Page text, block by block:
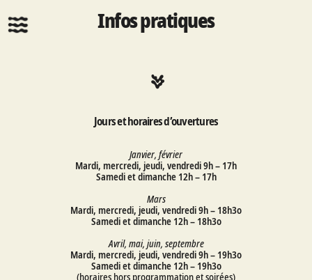
Infos pratiques
Jours et horaires d’ouvertures
Janvier, février
Mardi, mercredi, jeudi, vendredi 9h – 17h
Samedi et dimanche 12h – 17h
Mars
Mardi, mercredi, jeudi, vendredi 9h – 18h3o
Samedi et dimanche 12h – 18h3o
Avril, mai, juin, septembre
Mardi, mercredi, jeudi, vendredi 9h – 19h3o
Samedi et dimanche 12h – 19h3o
(horaires hors programmation et soirées)